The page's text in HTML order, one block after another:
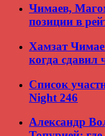
Чимаев,
позиции в
Хамзат
когда сдавил
Список
Night 246
Александр